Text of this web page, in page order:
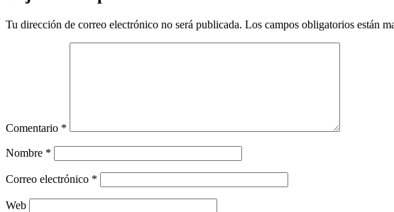
Tu dirección de correo electrónico no será publicada. Los campos obligatorios están
Comentario *
Nombre *
Correo electrónico *
Web